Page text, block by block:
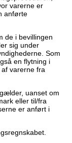
varerne er
anførte
de i bevillingen
sig under
Som
en flytning i
varerne fra
uanset om
eller til/fra
er anført i